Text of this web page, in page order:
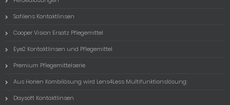
Safilens Kontaktlinsen
Cooper Vision Ersatz Pflegemittel
Eye2 Kontaktlinsen und Pflegemittel
Premium Pflegemittelserie
Aus Horien Kombilösung wird Lens4Less Multifunktionslösung:
Daysoft Kontaktlinsen